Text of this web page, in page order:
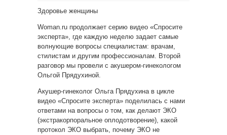
Здоровье женщины
Woman.ru продолжает серию видео «Спросите
эксперта», где каждую неделю задает самые
волнующие вопросы специалистам: врачам,
стилистам и другим профессионалам. Второй
разговор мы провели с акушером-гинекологом
Ольгой Прядухиной.
Акушер-гинеколог Ольга Прядухина в цикле
видео «Спросите эксперта» поделилась с нами
ответами на вопросы о том, как делают ЭКО
(экстракорпоральное оплодотворение), какой
протокол ЭКО выбрать, почему ЭКО не